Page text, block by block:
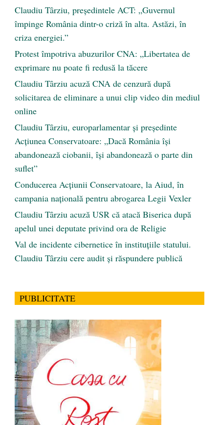
Claudiu Târziu, președintele ACT: „Guvernul
împinge România dintr-o criză în alta. Astăzi, în
criza energiei.”
Protest împotriva abuzurilor CNA: „Libertatea de
exprimare nu poate fi redusă la tăcere
Claudiu Târziu acuză CNA de cenzură după
solicitarea de eliminare a unui clip video din mediul
online
Claudiu Târziu, europarlamentar și președinte
Acțiunea Conservatoare: „Dacă România își
abandonează ciobanii, își abandonează o parte din
suflet”
Conducerea Acțiunii Conservatoare, la Aiud, în
campania națională pentru abrogarea Legii Vexler
Claudiu Târziu acuză USR că atacă Biserica după
apelul unei deputate privind ora de Religie
Val de incidente cibernetice în instituțiile statului.
Claudiu Târziu cere audit și răspundere publică
PUBLICITATE